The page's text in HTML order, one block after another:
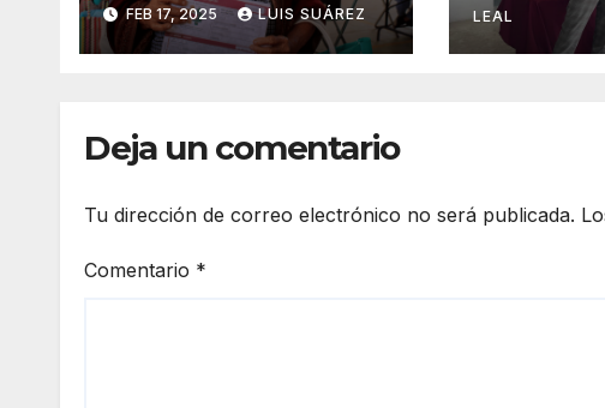
FEB 17, 2025 LUIS SUÁREZ
salsa
LEAL
Deja un comentario
Tu dirección de correo electrónico no será publicada.
Comentario *